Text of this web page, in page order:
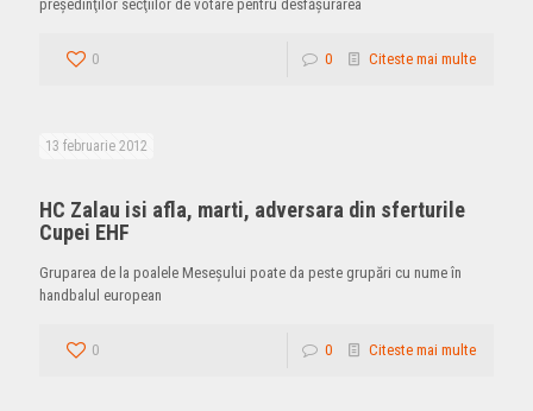
preşedinţilor secţiilor de votare pentru desfăşurarea
0 0 Citeste mai multe
13 februarie 2012
HC Zalau isi afla, marti, adversara din sferturile
Cupei EHF
Gruparea de la poalele Meseşului poate da peste grupări cu nume în
handbalul european
0 0 Citeste mai multe